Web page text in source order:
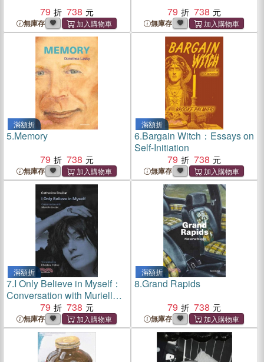
79
738
無庫存
79
738
無庫存
滿額折
5.Memory
79
738
無庫存
滿額折
6.Bargain Witch：Essays on
Self-Initiation
79
738
無庫存
滿額折
7.I Only Believe in Myself：
Conversation with Murielle
79 738
無庫存
滿額折
8.Grand Rapids
79
738
無庫存